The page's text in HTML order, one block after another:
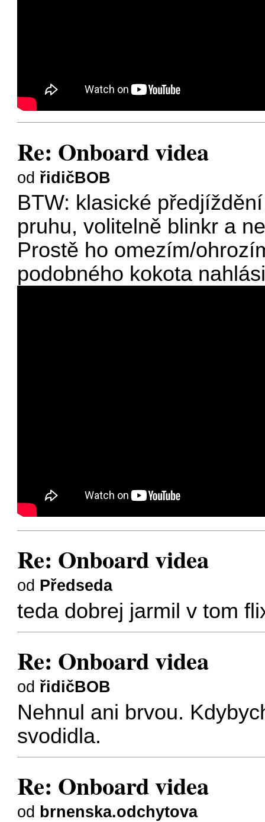
Re: Onboard videa
od řidičBOB
BTW: klasické
pruhu, volitelně blinkr a
Prostě ho omezím/
podobného kokota
Re: Onboard videa
od Předseda
teda dobrej jarmil v tom
Re: Onboard videa
od řidičBOB
Nehnul ani brvou.
svodidla.
Re: Onboard videa
od brnenska.odchytova